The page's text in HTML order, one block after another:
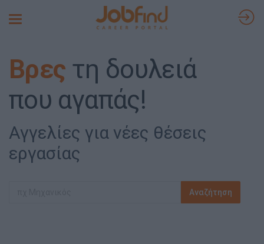
Toggle
Βρες τη δουλειά
που αγαπάς!
Αγγελίες για νέες θέσεις
εργασίας